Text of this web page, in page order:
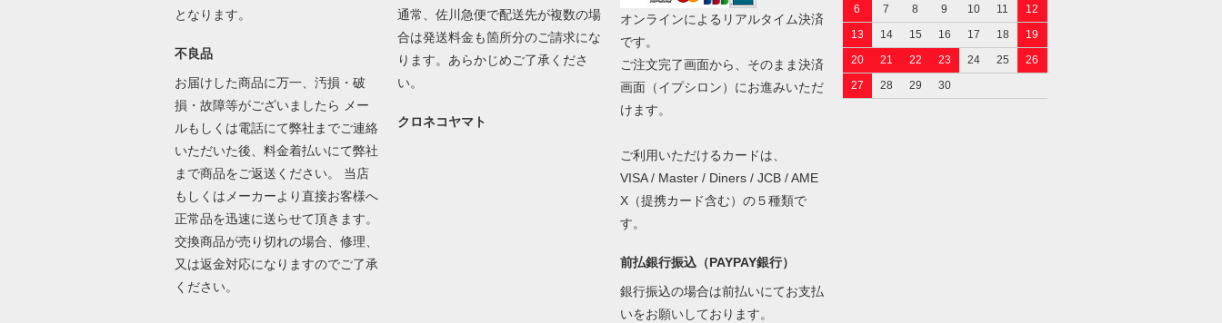
となります。
不良品
お届けした商品に万一、汚損・破
損・故障等がございましたら メー
ルもしくは電話にて弊社までご連絡
いただいた後、料金着払いにて弊社
まで商品をご返送ください。 当店
もしくはメーカーより直接お客様へ
正常品を迅速に送らせて頂きます。
交換商品が売り切れの場合、修理、
又は返金対応になりますのでご了承
ください。
通常、佐川急便で配送先が複数の場
合は発送料金も箇所分のご請求にな
ります。あらかじめご了承くださ
い。
クロネコヤマト
オンラインによるリアルタイム決済
です。
ご注文完了画面から、そのまま決済
画面（イプシロン）にお進みいただ
けます。
ご利用いただけるカードは、
VISA / Master / Diners / JCB / AME
X（提携カード含む）の５種類で
す。
前払銀行振込（PAYPAY銀行）
銀行振込の場合は前払いにてお支払
いをお願いしております。
6
7 8 9 10 11
12
13
14 15 16 17 18
19
20
21 22 23 24 25
26
27
28 29 30